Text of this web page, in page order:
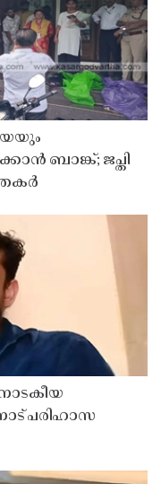
ബാങ്ക്; ജപ്തി
പരിഹാസ